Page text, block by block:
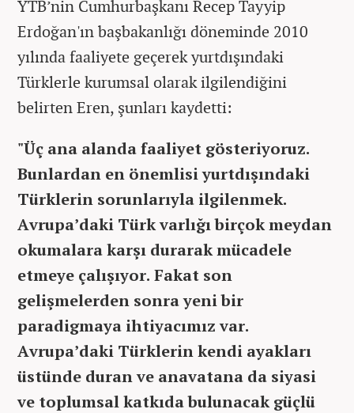
YTB’nin Cumhurbaşkanı Recep Tayyip
Erdoğan'ın başbakanlığı döneminde 2010
yılında faaliyete geçerek yurtdışındaki
Türklerle kurumsal olarak ilgilendiğini
belirten Eren, şunları kaydetti:
"Üç ana alanda faaliyet gösteriyoruz.
Bunlardan en önemlisi yurtdışındaki
Türklerin sorunlarıyla ilgilenmek.
Avrupa’daki Türk varlığı birçok meydan
okumalara karşı durarak mücadele
etmeye çalışıyor. Fakat son
gelişmelerden sonra yeni bir
paradigmaya ihtiyacımız var.
Avrupa’daki Türklerin kendi ayakları
üstünde duran ve anavatana da siyasi
ve toplumsal katkıda bulunacak güçlü